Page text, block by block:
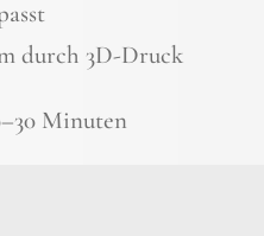
durch 3D-Druck
Minuten